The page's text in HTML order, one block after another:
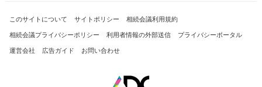
このサイトについて サイトポリシー 相続会議利用規約
相続会議プライバシーポリシー 利用者情報の外部送信 プライバシーポータル
運営会社 広告ガイド お問い合わせ